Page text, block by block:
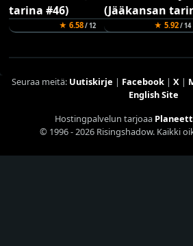
★ 6.58/ 12 ★ 5.92/ 14
Seuraa meitä: Uutiskirje | Facebook| X|
English Site
Hostingpalvelun tarjoaa
© 1996 - 2026 Risingshadow. Kaikki